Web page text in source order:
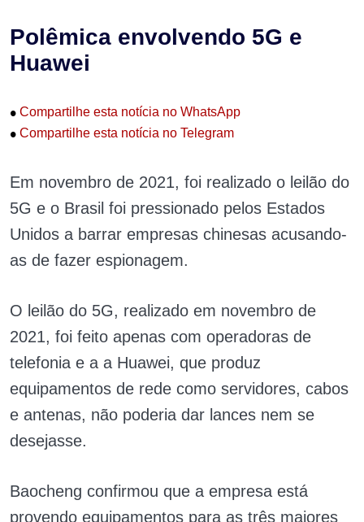
Polêmica envolvendo 5G e
Huawei
• Compartilhe esta notícia no WhatsApp
• Compartilhe esta notícia no Telegram
Em novembro de 2021, foi realizado o leilão do
5G e o Brasil foi pressionado pelos Estados
Unidos a barrar empresas chinesas acusando-
as de fazer espionagem.
O leilão do 5G, realizado em novembro de
2021, foi feito apenas com operadoras de
telefonia e a a Huawei, que produz
equipamentos de rede como servidores, cabos
e antenas, não poderia dar lances nem se
desejasse.
Baocheng confirmou que a empresa está
provendo equipamentos para as três maiores